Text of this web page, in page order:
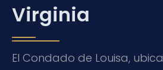
Virginia
El Condado de Louisa,